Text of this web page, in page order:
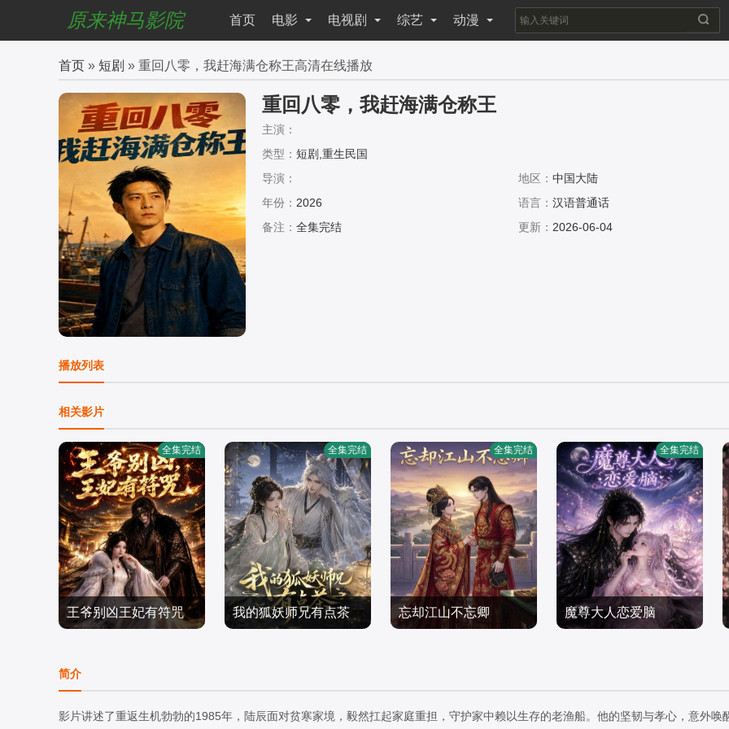
原来神马影院 首页 电影 电视剧 综艺 动漫
首页 » 短剧 » 重回八零，我赶海满仓称王高清在线播放
重回八零，我赶海满仓称王
主演：
类型： 短剧,重生民国
导演：
地区： 中国大陆
年份： 2026 语言： 汉语普通话
备注： 全集完结 更新： 2026-06-04
播放列表
相关影片
王爷别凶王妃有符咒
短剧
2026/中国大陆
全集完结
我的狐妖师兄有点茶
2026/中国大陆
全集完结
忘却江山不忘卿
2026/中国大陆
全集完结
魔尊大人恋爱脑
2026/中国大陆
全集完结
简介
影片讲述了重返生机勃勃的1985年，陆辰面对贫寒家境，毅然扛起家庭重担，守护家中赖以生存的老渔船。他的坚韧与孝心，意外